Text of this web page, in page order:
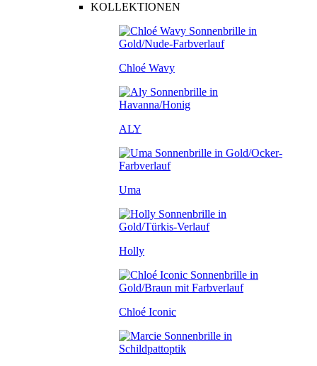
KOLLEKTIONEN
Chloé Wavy
ALY
Uma
Holly
Chloé Iconic